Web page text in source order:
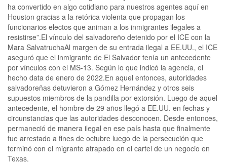
ha convertido en algo cotidiano para nuestros agentes aquí en
Houston gracias a la retórica violenta que propagan los
funcionarios electos que animan a los inmigrantes ilegales a
resistirse”.El vínculo del salvadoreño detenido por el ICE con la
Mara SalvatruchaAl margen de su entrada ilegal a EE.UU., el ICE
aseguró que el inmigrante de El Salvador tenía un antecedente
por vínculos con el MS-13. Según lo que indicó la agencia, el
hecho data de enero de 2022.En aquel entonces, autoridades
salvadoreñas detuvieron a Gómez Hernández y otros seis
supuestos miembros de la pandilla por extorsión. Luego de aquel
antecedente, el hombre de 29 años llegó a EE.UU. en fechas y
circunstancias que las autoridades desconocen. Desde entonces,
permaneció de manera ilegal en ese país hasta que finalmente
fue arrestado a fines de octubre luego de la persecución que
terminó con el migrante atrapado en el cartel de un negocio en
Texas.